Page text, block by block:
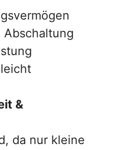
&
da nur kleine